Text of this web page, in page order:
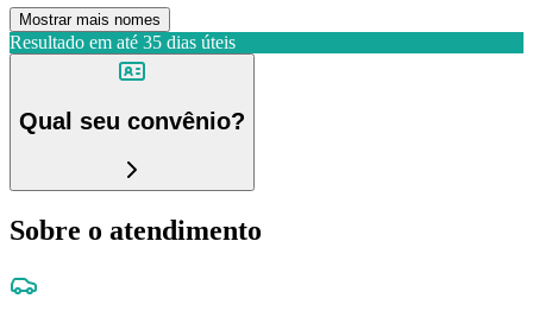
Mostrar mais nomes
Resultado em até 35 dias úteis
Qual seu convênio?
Sobre o atendimento